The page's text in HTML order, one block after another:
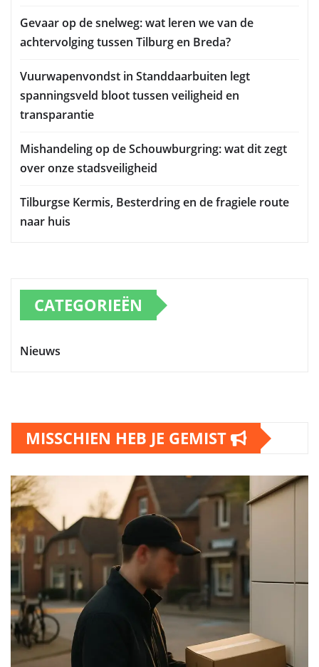
Gevaar op de snelweg: wat leren we van de
achtervolging tussen Tilburg en Breda?
Vuurwapenvondst in Standdaarbuiten legt
spanningsveld bloot tussen veiligheid en
transparantie
Mishandeling op de Schouwburgring: wat dit zegt
over onze stadsveiligheid
Tilburgse Kermis, Besterdring en de fragiele route
naar huis
CATEGORIEËN
Nieuws
MISSCHIEN HEB JE GEMIST